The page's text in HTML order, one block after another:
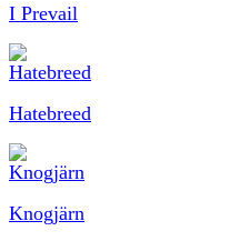
I Prevail
Hatebreed
Knogjärn